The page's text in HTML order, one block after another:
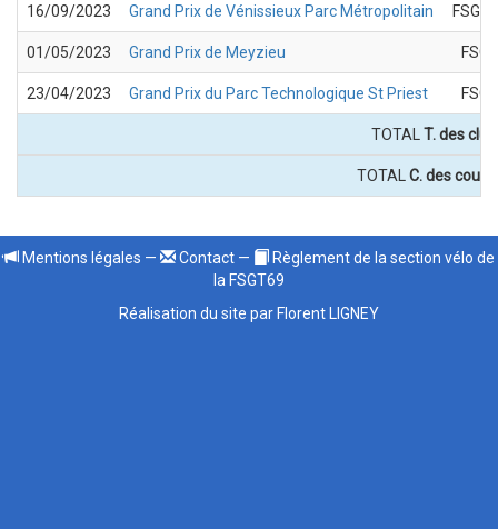
16/09/2023 Grand Prix de Vénissieux Parc Métropolitain FSGT
01/05/2023 Grand Prix de Meyzieu
23/04/2023 Grand Prix du Parc Technologique St Priest
TOTAL T. des
TOTAL C. des
Mentions légales — Contact —
Règlement de la section vélo de
la FSGT69
Réalisation du site par Florent LIGNEY